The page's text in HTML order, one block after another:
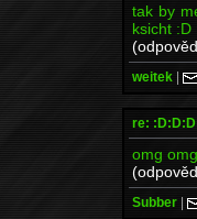
tak by
ksicht :D
weitek |
re: :D:D:D
omg
Subber |